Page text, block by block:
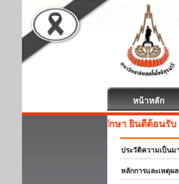
หน้าหลัก
สหกิจศึกษา ยินดีต้อนรับ
ประวัติความเป็นมา
หลักการและเหตุผล